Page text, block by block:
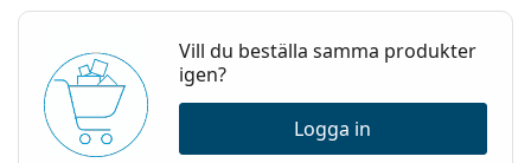
Vill du beställa samma produkter
igen?
Logga in